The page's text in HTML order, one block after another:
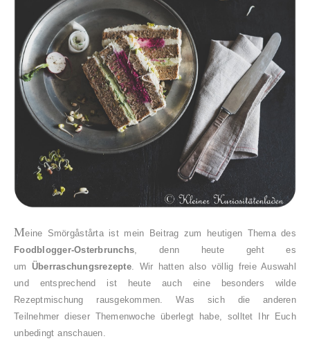
Meine Smörgåstårta ist mein Beitrag zum heutigen Thema des
Foodblogger-Osterbrunchs , denn heute geht es
um Überraschungsrezepte . Wir hatten also völlig freie Auswahl
und entsprechend ist heute auch eine besonders wilde
Rezeptmischung rausgekommen. Was sich die anderen
Teilnehmer dieser Themenwoche überlegt habe, solltet Ihr Euch
unbedingt anschauen.